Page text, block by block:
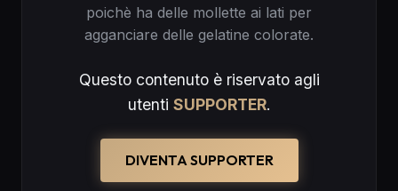
poichè ha delle mollette ai lati per
agganciare delle gelatine colorate.
Questo contenuto è riservato agli
utenti SUPPORTER.
DIVENTA SUPPORTER